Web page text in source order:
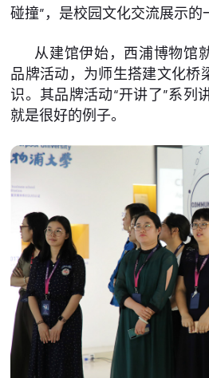
碰撞”，是校园文化交流展示的
从建馆伊始，西浦博物馆
品牌活动，为师生搭建文化桥
识。其品牌活动“开讲了”系列
就是很好的例子。